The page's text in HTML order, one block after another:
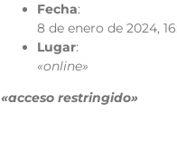
Fecha:
8 de enero de 2024,
Lugar:
«online»
«acceso restringido»